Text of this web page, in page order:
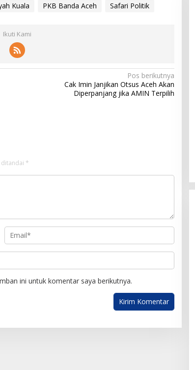
Kuala PKB Banda Aceh Safari Politik
Ikuti Kami
Pos berikutnya
Cak Imin Janjikan Otsus Aceh Akan
Diperpanjang jika AMIN Terpilih
ditandai *
ini untuk komentar saya berikutnya.